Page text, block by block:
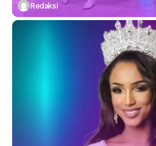
Redaksi